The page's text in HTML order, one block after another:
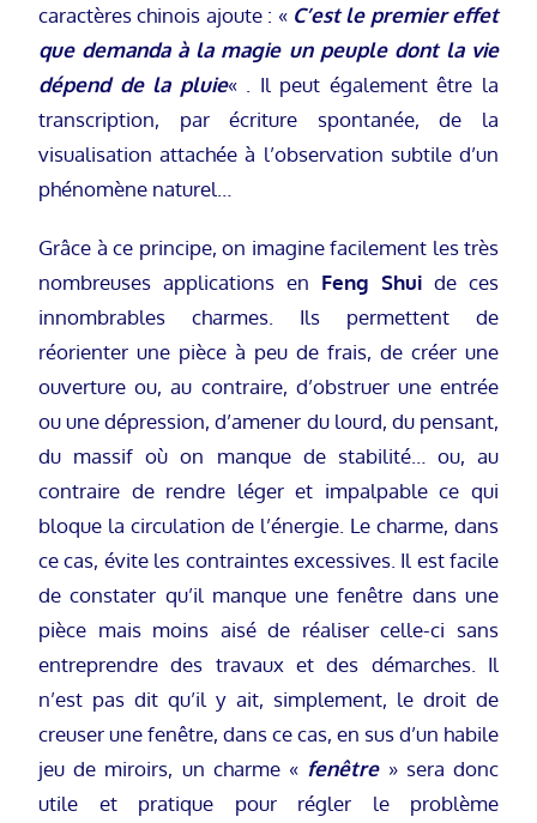
caractères chinois ajoute : « C’est le premier effet
que demanda à la magie un peuple dont la vie
dépend de la pluie« . Il peut également être la
transcription, par écriture spontanée, de la
visualisation attachée à l’observation subtile d’un
phénomène naturel…
Grâce à ce principe, on imagine facilement les très
nombreuses applications en Feng Shui de ces
innombrables charmes. Ils permettent de
réorienter une pièce à peu de frais, de créer une
ouverture ou, au contraire, d’obstruer une entrée
ou une dépression, d’amener du lourd, du pensant,
du massif où on manque de stabilité… ou, au
contraire de rendre léger et impalpable ce qui
bloque la circulation de l’énergie. Le charme, dans
ce cas, évite les contraintes excessives. Il est facile
de constater qu’il manque une fenêtre dans une
pièce mais moins aisé de réaliser celle-ci sans
entreprendre des travaux et des démarches. Il
n’est pas dit qu’il y ait, simplement, le droit de
creuser une fenêtre, dans ce cas, en sus d’un habile
jeu de miroirs, un charme « fenêtre» sera donc
utile et pratique pour régler le problème